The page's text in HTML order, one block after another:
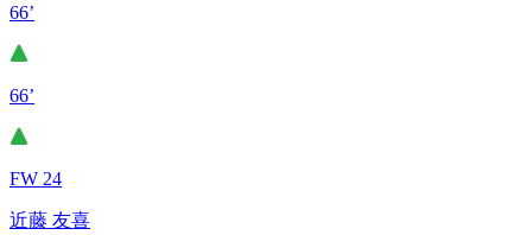
66’
66’
FW 24
近藤 友喜